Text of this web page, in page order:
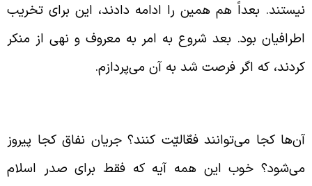
بعداً هم همین را ادامه دادند، این برای تخریب
بود. بعد شروع به امر به معروف و نهی از منکر
که اگر فرصت شد به آن می‌پردازم.
کجا می‌توانند فعّالیّت کنند؟ جریان نفاق کجا پیروز
خوب این همه آیه که فقط برای صدر اسلام